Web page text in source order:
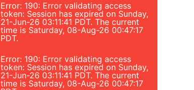
Error: 190: Error validating access
token: Session has expired on Sunday,
21-Jun-26 03:11:41 PDT. The current
time is Saturday, 08-Aug-26 00:47:17
PDT.
Error: 190: Error validating access
token: Session has expired on Sunday,
21-Jun-26 03:11:41 PDT. The current
time is Saturday, 08-Aug-26 00:47:17